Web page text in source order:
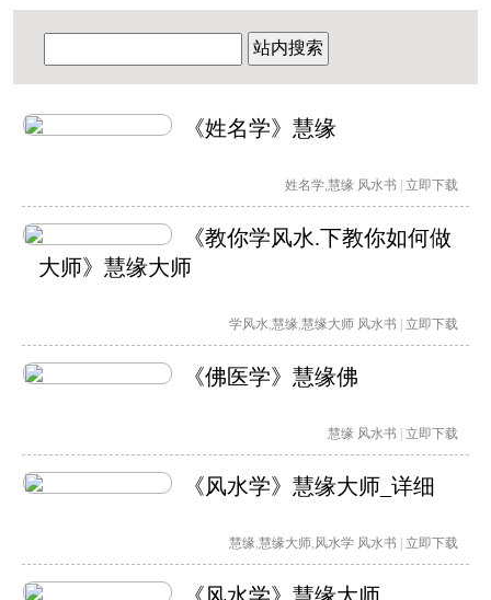
站内搜索
《姓名学》慧缘
姓名学,慧缘 风水书 立即下载
《教你学风水.下教你如何做
大师》慧缘大师
学风水,慧缘,慧缘大师 风水书 立即下载
《佛医学》慧缘佛
慧缘 风水书 立即下载
《风水学》慧缘大师_详细
慧缘,慧缘大师,风水学 风水书 立即下载